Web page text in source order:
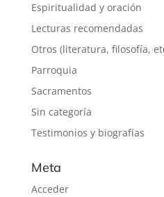
Espiritualidad y oración
Lecturas recomendadas
Otros (literatura, filosofía,
Parroquia
Sacramentos
Sin categoría
Testimonios y biografías
Meta
Acceder